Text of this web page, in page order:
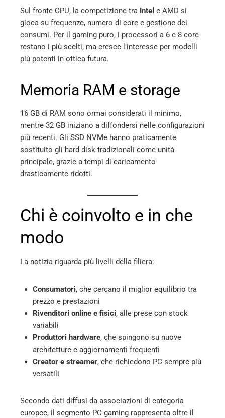
Sul fronte CPU, la competizione tra Intel e AMD si
gioca su frequenze, numero di core e gestione dei
consumi. Per il gaming puro, i processori a 6 e 8 core
restano i più scelti, ma cresce l’interesse per modelli
più potenti in ottica futura.
Memoria RAM e storage
16 GB di RAM sono ormai considerati il minimo,
mentre 32 GB iniziano a diffondersi nelle configurazioni
più recenti. Gli SSD NVMe hanno praticamente
sostituito gli hard disk tradizionali come unità
principale, grazie a tempi di caricamento
drasticamente ridotti.
Chi è coinvolto e in che
modo
La notizia riguarda più livelli della filiera:
Consumatori, che cercano il miglior equilibrio tra
prezzo e prestazioni
Rivenditori online e fisici, alle prese con stock
variabili
Produttori hardware, che spingono su nuove
architetture e aggiornamenti frequenti
Creator e streamer, che richiedono PC sempre più
versatili
Secondo dati diffusi da associazioni di categoria
europee, il segmento PC gaming rappresenta oltre il